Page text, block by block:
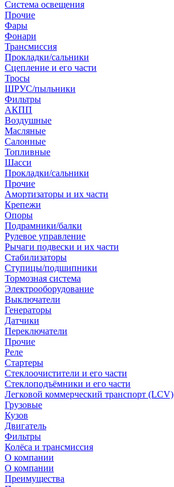
Система освещения
Прочие
Фары
Фонари
Трансмиссия
Прокладки/сальники
Сцепление и его части
Тросы
ШРУС/пыльники
Фильтры
АКПП
Воздушные
Масляные
Салонные
Топливные
Шасси
Прокладки/сальники
Прочие
Амортизаторы и их части
Крепежи
Опоры
Подрамники/балки
Рулевое управление
Рычаги подвески и их части
Стабилизаторы
Ступицы/подшипники
Тормозная система
Электрооборудование
Выключатели
Генераторы
Датчики
Переключатели
Прочие
Реле
Стартеры
Стеклоочистители и его части
Стеклоподъёмники и его части
Легковой коммерческий транспорт (LCV)
Грузовые
Кузов
Двигатель
Фильтры
Колёса и трансмиссия
О компании
О компании
Преимущества